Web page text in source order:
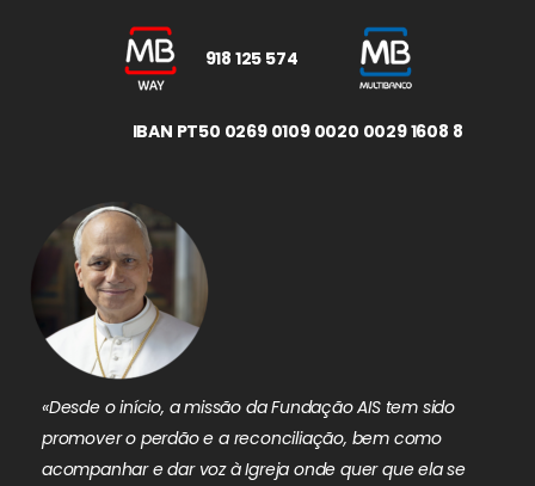
918 125 574
IBAN PT50 0269 0109 0020 0029 1608 8
«Desde o início, a missão da Fundação AIS tem sido
promover o perdão e a reconciliação, bem como
acompanhar e dar voz à Igreja onde quer que ela se